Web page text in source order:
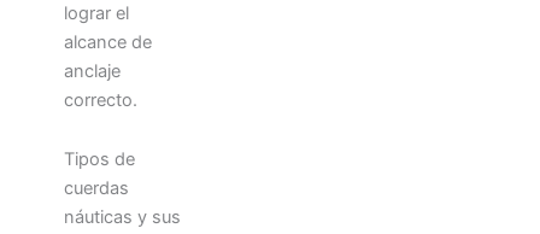
lograr el
alcance de
anclaje
correcto.
Tipos de
cuerdas
náuticas y sus